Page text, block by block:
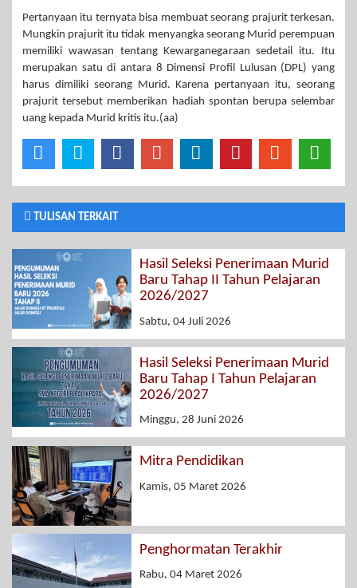
Pertanyaan itu ternyata bisa membuat seorang prajurit terkesan.
Mungkin prajurit itu tidak menyangka seorang Murid perempuan
memiliki wawasan tentang Kewarganegaraan sedetail itu. Itu
merupakan satu di antara 8 Dimensi Profil Lulusan (DPL) yang
harus dimiliki seorang Murid. Karena pertanyaan itu, seorang
prajurit tersebut memberikan hadiah spontan berupa selembar
uang kepada Murid kritis itu.(aa)
TULISAN TERKAIT
Hasil Seleksi Penerimaan Murid
Baru Tahap II Tahun Pelajaran
2026/2027
Sabtu, 04 Juli 2026
Hasil Seleksi Penerimaan Murid
Baru Tahap I Tahun Pelajaran
2026/2027
Minggu, 28 Juni 2026
Mitra Pendidikan
Kamis, 05 Maret 2026
Penghormatan Terakhir
Rabu, 04 Maret 2026